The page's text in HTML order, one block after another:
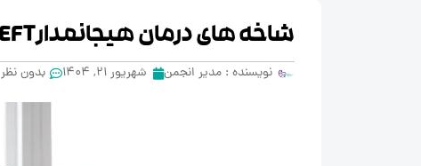
شاخه های درمان هیجانمدارEFT : زوج درمانی، فردی و خانواده
نویسنده : مدیر انجمن شهریور 21, 1404 بدون نظر